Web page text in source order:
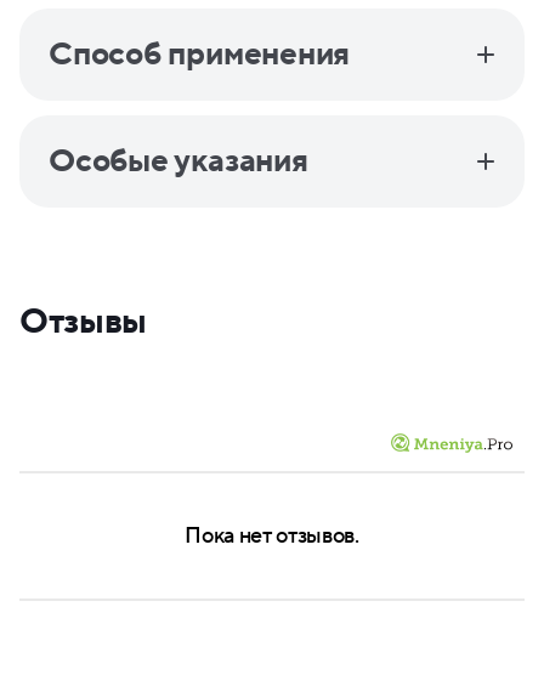
Способ применения
Особые указания
Отзывы
Пока нет отзывов.